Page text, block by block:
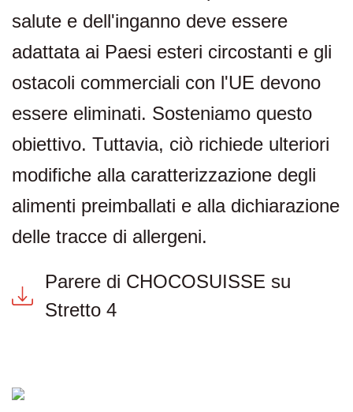
salute e dell'inganno deve essere
adattata ai Paesi esteri circostanti e gli
ostacoli commerciali con l'UE devono
essere eliminati. Sosteniamo questo
obiettivo. Tuttavia, ciò richiede ulteriori
modifiche alla caratterizzazione degli
alimenti preimballati e alla dichiarazione
delle tracce di allergeni.
Parere di CHOCOSUISSE su
Stretto 4